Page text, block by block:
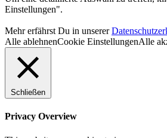
Einstellungen".
Mehr erfährst Du in unserer
Alle ablehnenCookie EinstellungenAlle
Schließen
Privacy Overview